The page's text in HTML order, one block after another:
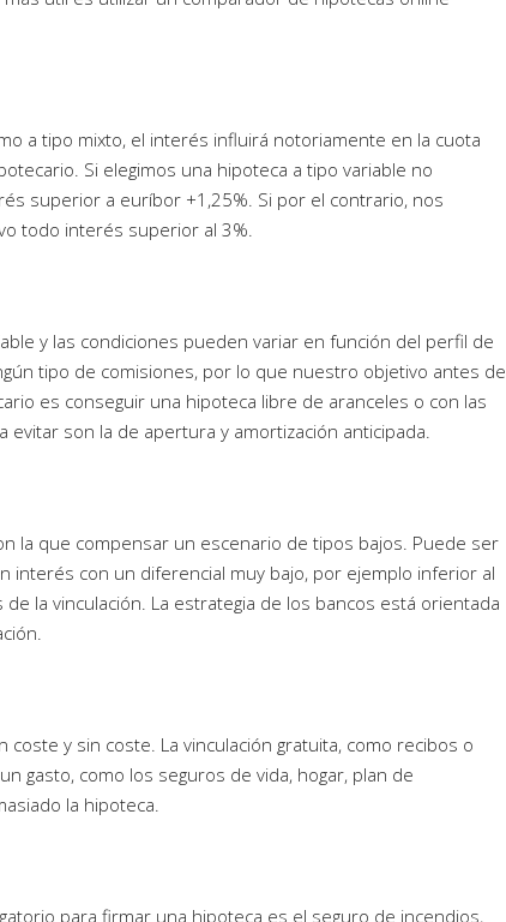
a tipo mixto, el interés influirá notoriamente en la cuota
Si elegimos una hipoteca a tipo variable no
superior a euríbor +1,25%. Si por el contrario, nos
todo interés superior al 3%.
y las condiciones pueden variar en función del perfil de
tipo de comisiones, por lo que nuestro objetivo antes de
es conseguir una hipoteca libre de aranceles o con las
evitar son la de apertura y amortización anticipada.
la que compensar un escenario de tipos bajos. Puede ser
interés con un diferencial muy bajo, por ejemplo inferior al
la vinculación. La estrategia de los bancos está orientada
y sin coste. La vinculación gratuita, como recibos o
gasto, como los seguros de vida, hogar, plan de
la hipoteca.
para firmar una hipoteca es el seguro de incendios,